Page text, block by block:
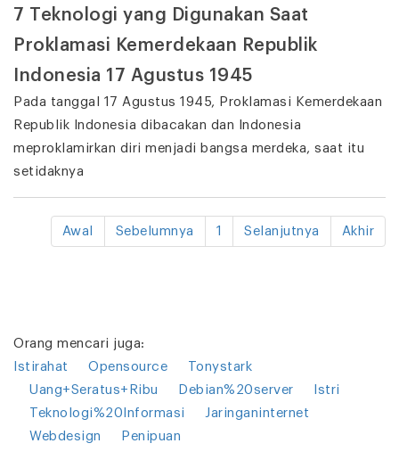
7 Teknologi yang Digunakan Saat
Proklamasi Kemerdekaan Republik
Indonesia 17 Agustus 1945
Pada tanggal 17 Agustus 1945, Proklamasi Kemerdekaan
Republik Indonesia dibacakan dan Indonesia
meproklamirkan diri menjadi bangsa merdeka, saat itu
setidaknya
Awal Sebelumnya 1 Selanjutnya Akhir
Orang mencari juga:
Istirahat
Opensource
Tonystark
Uang+Seratus+Ribu
Debian%20server
Istri
Teknologi%20Informasi
Jaringaninternet
Webdesign
Penipuan